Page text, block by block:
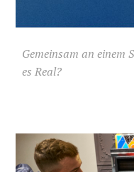
Gemeinsam an einem
es Real?